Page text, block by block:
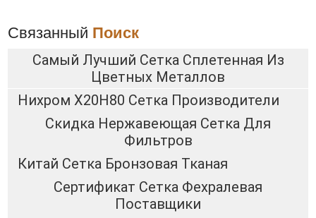
Связанный Поиск
Самый Лучший Сетка Сплетенная Из
Цветных Металлов
Нихром Х20Н80 Сетка Производители
Скидка Нержавеющая Сетка Для
Фильтров
Китай Сетка Бронзовая Тканая
Сертификат Сетка Фехралевая
Поставщики